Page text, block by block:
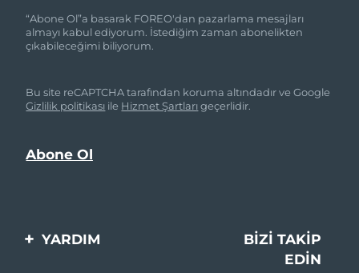
“Abone Ol”a basarak FOREO'dan pazarlama mesajları
almayı kabul ediyorum. İstediğim zaman abonelikten
çıkabileceğimi biliyorum.
Bu site reCAPTCHA tarafından koruma altındadır ve Google
Gizlilik politikası ile Hizmet Şartlarıgeçerlidir.
YARDIM
BIZI TAKIP
EDIN